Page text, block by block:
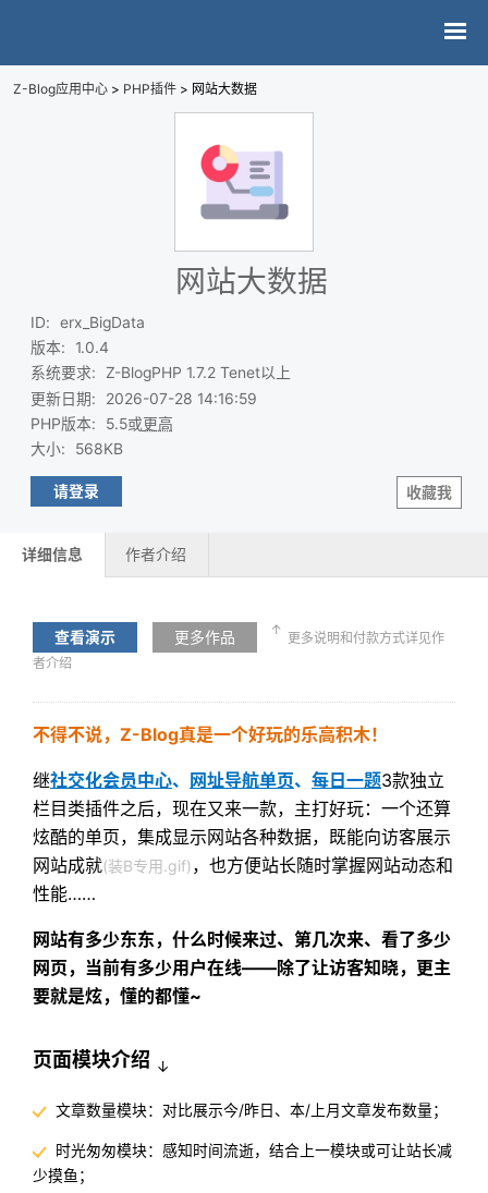
Z-Blog应用中心 > PHP插件 > 网站大数据
网站大数据
ID:
erx_BigData
版本:
1.0.4
系统要求:
Z-BlogPHP 1.7.2 Tenet以上
更新日期:
2026-07-28 14:16:59
PHP版本: 5.5或更高
大小: 568KB
收藏我
请登录
详细信息 作者介绍
查看演示 更多作品 ↑
更多说明和付款方式详见作
者介绍
不得不说，Z-Blog真是一个好玩的乐高积木！
继社交化会员中心、 网址导航单页、 每日一题3款独立
栏目类插件之后，现在又来一款，主打好玩：一个还算
炫酷的单页，集成显示网站各种数据，既能向访客展示
网站成就(装B专用.gif)，也方便站长随时掌握网站动态和
性能……
网站有多少东东，什么时候来过、第几次来、看了多少
网页，当前有多少用户在线——除了让访客知晓，更主
要就是炫，懂的都懂~
页面模块介绍 ↓
文章数量模块：对比展示今/昨日、本/上月文章发布数量；
时光匆匆模块：感知时间流逝，结合上一模块或可让站长减
少摸鱼；